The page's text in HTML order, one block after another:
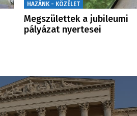
HAZÁNK - KÖZÉLET
Megszülettek a jubileumi
pályázat nyertesei